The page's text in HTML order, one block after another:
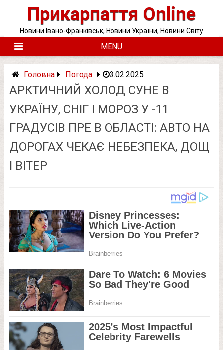
Прикарпаття Online
Новини Івано-Франківськ, Новини України, Новини Світу
MENU
Головна Погода 3.02.2025
АРКТИЧНИЙ ХОЛОД СУНЕ В
УКРАЇНУ, СНІГ І МОРОЗ У -11
ГРАДУСІВ ПРЕ В ОБЛАСТІ: АВТО НА
ДОРОГАХ ЧЕКАЄ НЕБЕЗПЕКА, ДОЩ
І ВІТЕР